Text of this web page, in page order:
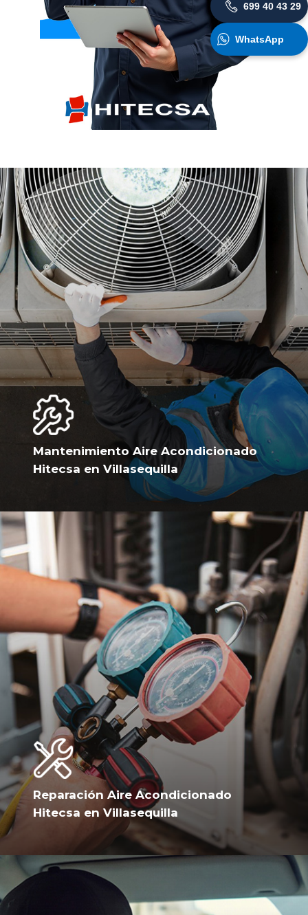
Mantenimiento Aire Acondicionado
Hitecsa en Villasequilla
Reparación Aire Acondicionado
Hitecsa en Villasequilla
699 40 43 29
WhatsApp